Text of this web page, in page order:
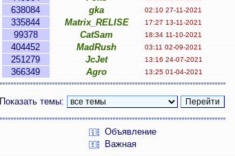
638084 gka 02:10 27-11-2021
335844 Matrix_RELISE 17:27 13-11-2021
99378 CatSam 18:34 11-10-2021
404452 MadRush 03:11 02-09-2021
251279 JcJet 13:16 24-07-2021
366349 Agro 13:25 01-04-2021
Показать темы:
Объявление
Важная